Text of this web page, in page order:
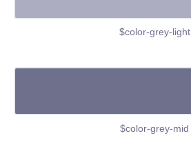
$color-grey-light
$color-grey-mid